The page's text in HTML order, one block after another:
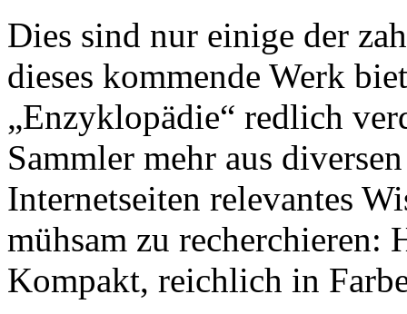
Dies sind nur einige der
dieses kommende Werk
„Enzyklopädie“ redlich
Sammler mehr aus
Internetseiten relevantes
mühsam zu recherchieren:
Kompakt, reichlich in